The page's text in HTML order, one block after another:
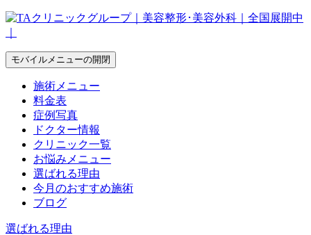
モバイルメニューの開閉
施術メニュー
料金表
症例写真
ドクター情報
クリニック一覧
お悩みメニュー
選ばれる理由
今月のおすすめ施術
ブログ
選ばれる理由